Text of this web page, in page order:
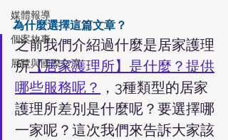
媒體報導
個案故事
展覽與國際交流
為什麼選擇這篇文章？
之前我們介紹過什麼是居家護理
所【居家護理所】是什麼？提供
哪些服務呢？ ，3種類型的居家
護理所差別是什麼呢？要選擇哪
一家呢？這次我們來告訴大家該